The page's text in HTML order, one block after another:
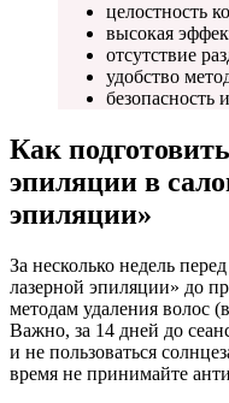
целостность
высокая
отсутствие
удобство
безопасность
Как
эпиляции в
эпиляции»
За несколько недель
лазерной эпиляции» до
методам удаления волос
Важно, за 14 дней до
и не пользоваться
время не принимайте